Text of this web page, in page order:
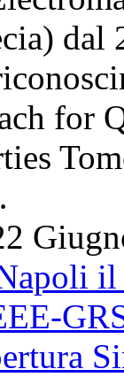
dal
for
il